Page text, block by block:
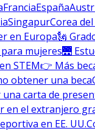
FranciaEspaña
SingapurCorea
en Europa🗽
para mujeres🌉
STEM👉 Más
obtener una beca
carta de
en el extranjero
en EE. UU.